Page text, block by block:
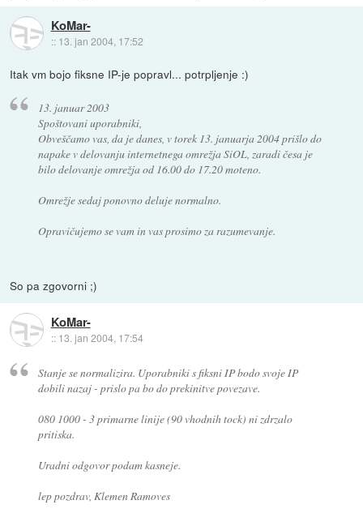
KoMar-
:: 13. jan 2004, 17:52
Itak vm bojo fiksne IP-je popravl... potrpljenje :)
13. januar 2003
Spoštovani uporabniki,
Obveščamo vas, da je danes, v torek 13. januarja 2004 prišlo do
napake v delovanju internetnega omrežja SiOL, zaradi česa je
bilo delovanje omrežja od 16.00 do 17.20 moteno.
Omrežje sedaj ponovno deluje normalno.
Opravičujemo se vam in vas prosimo za razumevanje.
So pa zgovorni ;)
KoMar-
:: 13. jan 2004, 17:54
Stanje se normalizira. Uporabniki s fiksni IP bodo svoje IP
dobili nazaj - prislo pa bo do prekinitve povezave.
080 1000 - 3 primarne linije (90 vhodnih tock) ni zdrzalo
pritiska.
Uradni odgovor podam kasneje.
lep pozdrav, Klemen Ramoves